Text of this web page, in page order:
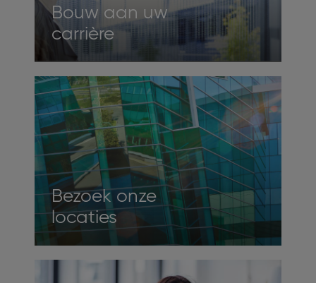
Bouw aan uw
carrière
Bezoek onze
locaties